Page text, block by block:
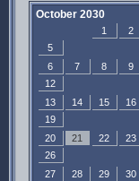
October 2030
1 2
5
6
7 8 9
12
13
14 15 16
19
20
21 22 23
26
27
28 29 30